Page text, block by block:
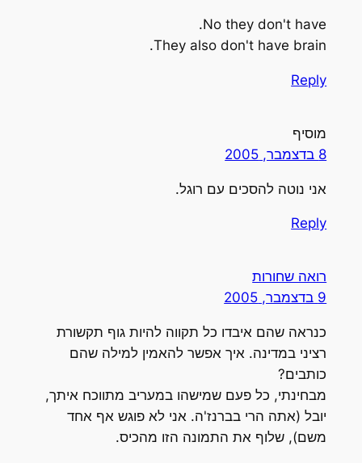
No they don't have.
They also don't have brain.
Reply
מוסיף
8 בדצמבר, 2005
אני נוטה להסכים עם רוגל.
Reply
רואה שחורות
9 בדצמבר, 2005
כנראה שהם איבדו כל תקווה להיות גוף תקשורת
רציני במדינה. איך אפשר להאמין למילה שהם
כותבים?
מבחינתי, כל פעם שמישהו במעריב מתווכח איתך,
יובל (אתה הרי בברנז'ה. אני לא פוגש אף אחד
משם), שלוף את התמונה הזו מהכיס.